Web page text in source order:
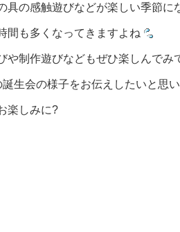
具の感触遊びなどが楽しい季節に
間も多くなってきますよね
や制作遊びなどもぜひ楽しんでみ
生会の様子をお伝えしたいと思
楽しみに?